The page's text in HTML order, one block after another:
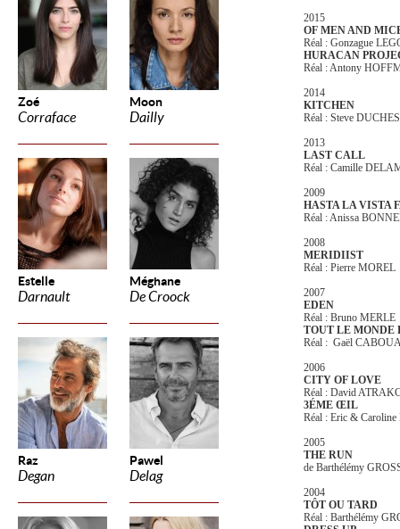
Zoé
Corraface
Moon
Dailly
Estelle
Darnault
Méghane
De Croock
Raz
Degan
Pawel
Delag
2015
OF MEN AND
Réal : Gonzague
HURACAN
Réal : Antony
2014
KITCHEN
Réal : Steve
2013
LAST CALL
Réal : Camille
2009
HASTA LA VISTA
Réal : Anissa
2008
MERIDIIST
Réal : Pierre MOREL
2007
EDEN
Réal : Bruno MERLE
TOUT LE MONDE
Réal : Gaël
2006
CITY OF LOVE
Réal : David
3ÉME ŒIL
Réal : Eric &
2005
THE RUN
de Barthélémy
2004
TÔT OU TARD
Réal : Barthélémy